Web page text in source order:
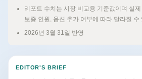
리포트 수치는 시장 비교용 기준값이며 실
보증 인원, 옵션 추가 여부에 따라 달라질 수
2026년 3월 31일 반영
EDITOR'S BRIEF